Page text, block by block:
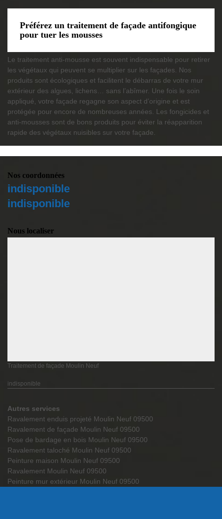
Préférez un traitement de façade antifongique
pour tuer les mousses
Le traitement anti-mousse est souvent indispensable pour retirer
les végétaux qui peuvent se multiplier sur les façades. Nos
produits sont écologiques et facilitent le débarras de votre mur
extérieur des algues, lichens… sans l’abîmer. Une fois le soin
appliqué, votre façade regagne son aspect d’origine et est
protégée pour encore de nombreuses années. Les fongicides et
anti-mousses sont de bons produits pour éviter la réapparition
rapide des végétaux nuisibles sur votre façade.
Nos coordonnées
indisponible
indisponible
Nous localiser
Traitement de façade Moulin Neuf
indisponible
Autres services
Ravalement enduis projeté Moulin Neuf 09500
Ravalement de façade Moulin Neuf 09500
Pose de bardage en bois Moulin Neuf 09500
Ravalement taloché Moulin Neuf 09500
Peinture maison Moulin Neuf 09500
Ravalement Moulin Neuf 09500
Peinture mur extérieur Moulin Neuf 09500